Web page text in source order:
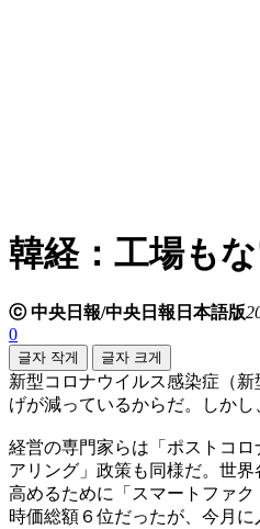
韓経：工場も
ⓒ 中央日報/中央日報日本語版
0
글자 작게 글자 크게
新型コロナウイルス感染症（
げが減っているからだ。しか
経営の専門家らは「ポストコ
アリング」政策も同様だ。世
高めるために「スマートファ
時価総額６位だったが、今月